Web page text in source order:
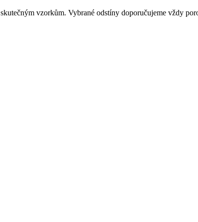
vzorkům. Vybrané odstíny doporučujeme vždy